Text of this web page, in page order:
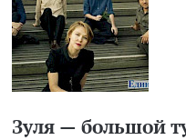
Зуля — большой